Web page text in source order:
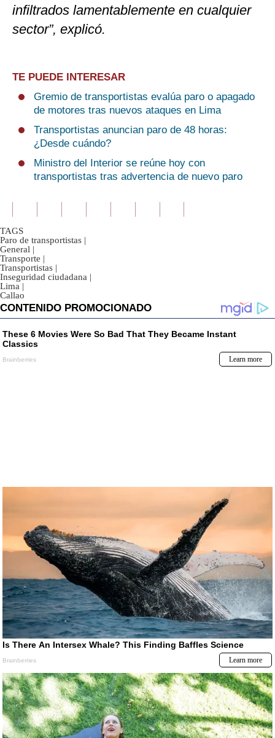
infiltrados lamentablemente en cualquier
sector”, explicó.
TE PUEDE INTERESAR
Gremio de transportistas evalúa paro o apagado
de motores tras nuevos ataques en Lima
Transportistas anuncian paro de 48 horas:
¿Desde cuándo?
Ministro del Interior se reúne hoy con
transportistas tras advertencia de nuevo paro
TAGS
Paro de transportistas |
General |
Transporte |
Transportistas |
Inseguridad ciudadana |
Lima |
Callao